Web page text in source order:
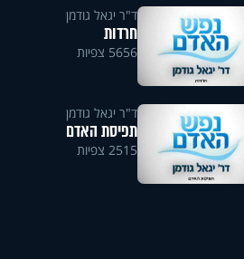
ד"ר יגאל גודמן
חרדות
5656 צפיות
ד"ר יגאל גודמן
תפיסת האדם
2515 צפיות